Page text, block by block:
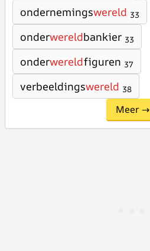
ondernemingswereld 33
onderwereldbankier 33
onderwereldfiguren 37
verbeeldingswereld 38
Meer →